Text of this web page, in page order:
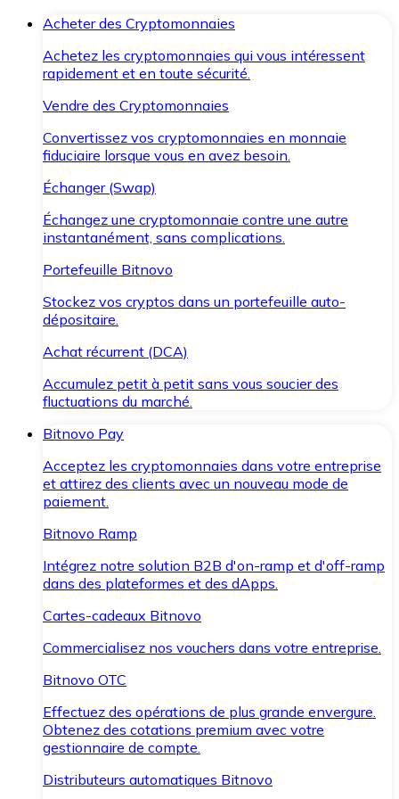
Acheter des Cryptomonnaies
Achetez les cryptomonnaies qui vous intéressent
rapidement et en toute sécurité.
Vendre des Cryptomonnaies
Convertissez vos cryptomonnaies en monnaie
fiduciaire lorsque vous en avez besoin.
Échanger (Swap)
Échangez une cryptomonnaie contre une autre
instantanément, sans complications.
Portefeuille Bitnovo
Stockez vos cryptos dans un portefeuille auto-
dépositaire.
Achat récurrent (DCA)
Accumulez petit à petit sans vous soucier des
fluctuations du marché.
Bitnovo Pay
Acceptez les cryptomonnaies dans votre entreprise
et attirez des clients avec un nouveau mode de
paiement.
Bitnovo Ramp
Intégrez notre solution B2B d'on-ramp et d'off-ramp
dans des plateformes et des dApps.
Cartes-cadeaux Bitnovo
Commercialisez nos vouchers dans votre entreprise.
Bitnovo OTC
Effectuez des opérations de plus grande envergure.
Obtenez des cotations premium avec votre
gestionnaire de compte.
Distributeurs automatiques Bitnovo